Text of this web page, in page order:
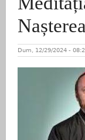
Dum, 12/29/2024 -